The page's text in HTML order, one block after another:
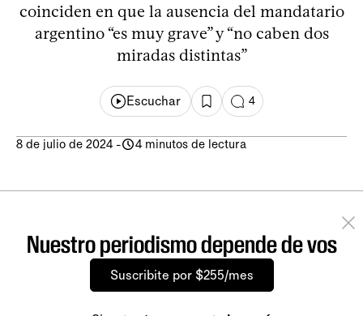
coinciden en que la ausencia del mandatario
argentino “es muy grave” y “no caben dos
miradas distintas”
Escuchar 4
8 de julio de 2024 - 4 minutos de lectura
Nuestro periodismo depende de vos
Suscribite por $255/mes